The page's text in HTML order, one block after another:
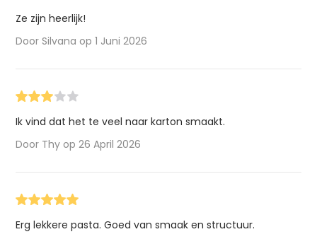
Ze zijn heerlijk!
Door Silvana op 1 Juni 2026
Ik vind dat het te veel naar karton smaakt.
Door Thy op 26 April 2026
Erg lekkere pasta. Goed van smaak en structuur.